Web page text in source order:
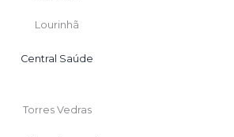
Lourinhã
Central Saúde
Torres Vedras